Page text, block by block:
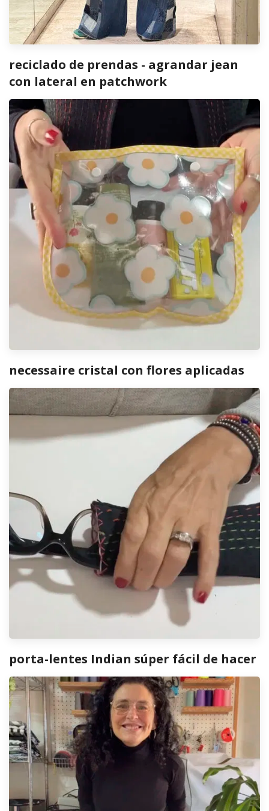
reciclado de prendas - agrandar jean
con lateral en patchwork
necessaire cristal con flores aplicadas
porta-lentes Indian súper fácil de hacer